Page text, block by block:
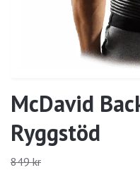
McDavid
Ryggstöd
849 kr